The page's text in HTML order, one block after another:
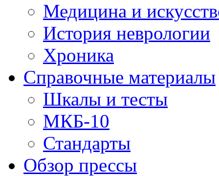
Медицина и
История неврологии
Хроника
Справочные материалы
Шкалы и тесты
МКБ-10
Стандарты
Обзор прессы